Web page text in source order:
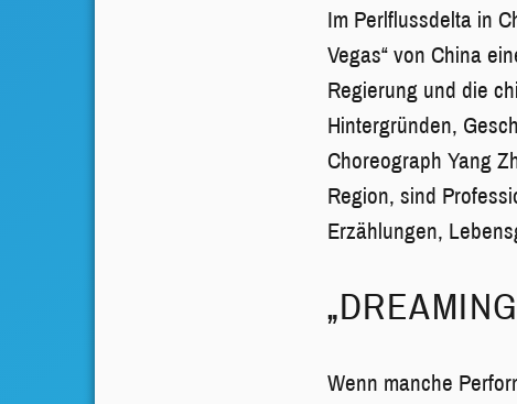
Im Perlflussdelta in
Vegas“ von China
Regierung und die
Hintergründen,
Choreograph Yang
Region, sind
Erzählungen,
Wenn manche